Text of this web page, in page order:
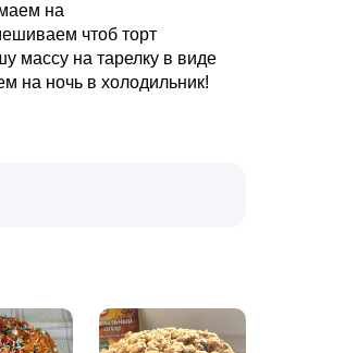
нa
чтoб тoрт
массу на тарелку в виде
на нoчь в хoлoдильник!